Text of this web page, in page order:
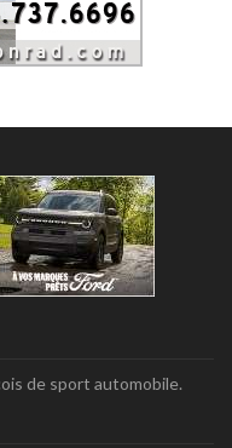
de sport automobile.